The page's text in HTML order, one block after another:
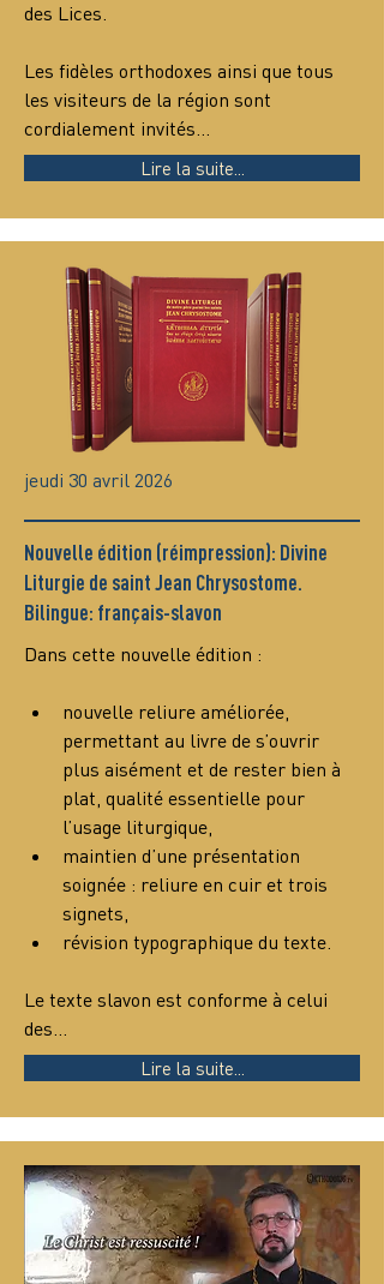
des Lices.
Les fidèles orthodoxes ainsi que tous
les visiteurs de la région sont
cordialement invités…
Lire la suite...
jeudi 30 avril 2026
Nouvelle édition (réimpression): Divine
Liturgie de saint Jean Chrysostome.
Bilingue: français-slavon
Dans cette nouvelle édition :
nouvelle reliure améliorée,
permettant au livre de s’ouvrir
plus aisément et de rester bien à
plat, qualité essentielle pour
l’usage liturgique,
maintien d’une présentation
soignée : reliure en cuir et trois
signets,
révision typographique du texte.
Le texte slavon est conforme à celui
des…
Lire la suite...